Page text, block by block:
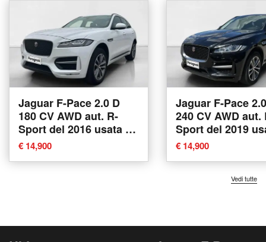
Jaguar F-Pace 2.0 D
180 CV AWD aut. R-
Sport del 2016 usata a
Monteriggioni
€ 14,900
Jaguar F-Pace
240 CV AWD aut.
Sport del 2019
Monteriggioni
€ 14,900
Vedi tutte